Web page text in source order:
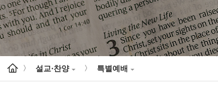
> 설교·찬양 > 특별예배